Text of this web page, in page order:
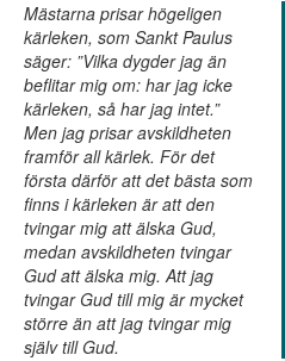
Mästarna prisar högeligen
kärleken, som Sankt Paulus
säger: ”Vilka dygder jag än
beflitar mig om: har jag icke
kärleken, så har jag intet.”
Men jag prisar avskildheten
framför all kärlek. För det
första därför att det bästa som
finns i kärleken är att den
tvingar mig att älska Gud,
medan avskildheten tvingar
Gud att älska mig. Att jag
tvingar Gud till mig är mycket
större än att jag tvingar mig
själv till Gud.